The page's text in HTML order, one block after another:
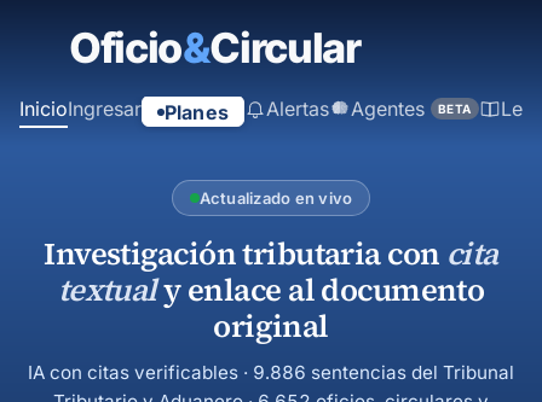
principal
InicioIngresar Planes Alertas Agentes BETA
Actualizado en vivo
Investigación tributaria con cita
textualy enlace al documento
original
IA con citas verificables · 9.886 sentencias del Tribunal